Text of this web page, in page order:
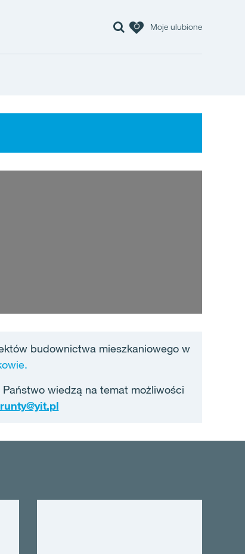
Moje ulubione
budownictwa mieszkaniowego w
wiedzą na temat możliwości